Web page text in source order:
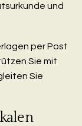
und
per Post
Sie mit
Sie